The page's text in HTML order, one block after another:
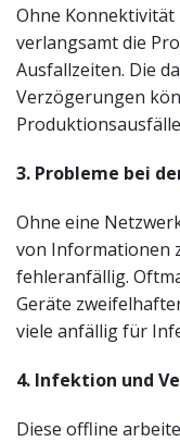
Ohne Konnektivität
verlangsamt die
Ausfallzeiten. Die
Verzögerungen
3. Probleme bei
Ohne eine
von Informationen
fehleranfällig.
Geräte
viele anfällig für
4. Infektion und
Diese offline